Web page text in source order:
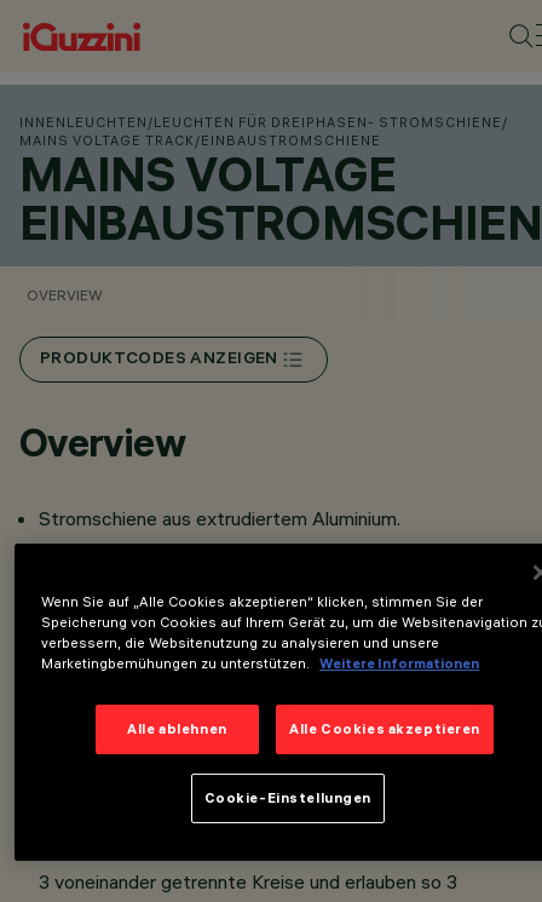
INNENLEUCHTEN /LEUCHTEN FÜR DREIPHASEN- STROMSCHIENE /
MAINS VOLTAGE TRACK/EINBAUSTROMSCHIENE
MAINS VOLTAGE
OVERVIEW
PRODUKTCODES ANZEIGEN
Overview
Stromschiene aus extrudiertem Aluminium.
verfügbar: 1000/2000/3000/4000mm.
Mit zwei seitlichen Leisten versehen, die als Aufl agefl
äche für
Hängedeckenplatten dienen.
Stromschiene mit 6 Leitern. 4 für 3-Phasenbetrieb, 2 für
DALI. Die Leiter befi nden sich in starren, isolierten
extrudierten Profi len mit hoher Durchschlagsfestigkeit.
3 voneinander getrennte Kreise und erlauben so 3
Wenn Sie auf „Alle Cookies akzeptieren“ klicken, stimmen Sie der
Speicherung von Cookies auf Ihrem Gerät zu, um die Websitenavigation
verbessern, die Websitenutzung zu analysieren und unsere
Marketingbemühungen zu unterstützen.
Weitere Informationen
Alle ablehnen Alle Cookies akzeptieren
Cookie-Einstellungen